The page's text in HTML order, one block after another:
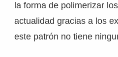
la forma de polimerizar
actualidad gracias a los
este patrón no tiene